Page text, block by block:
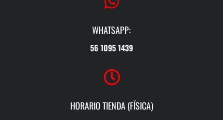
WHATSAPP:
56 1095 1439
HORARIO TIENDA (FÍSICA)